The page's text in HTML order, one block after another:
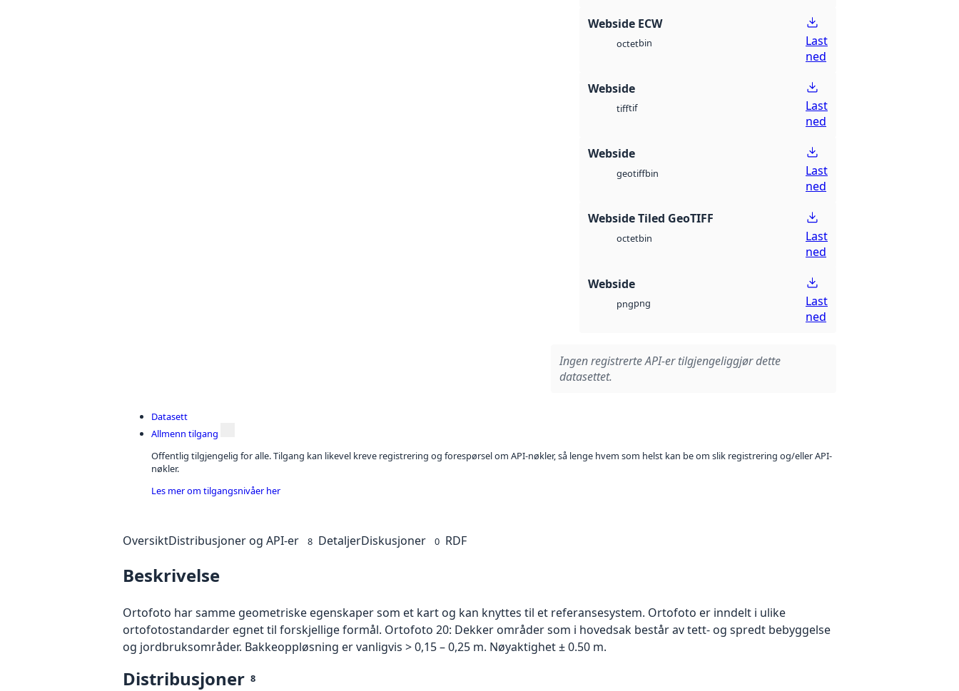
Webside ECW
octetbin
Last
ned
Webside
tifftif
Last
ned
Webside
geotiffbin
Last
ned
Webside Tiled GeoTIFF
octetbin
Last
ned
Webside
pngpng
Last
ned
Ingen registrerte API-er tilgjengeliggjør dette
datasettet.
Datasett
Allmenn tilgang
Offentlig tilgjengelig for alle. Tilgang kan likevel kreve registrering og forespørsel om API-nøkler, så lenge hvem som helst kan be om slik registrering og/eller API-
nøkler.
Les mer om tilgangsnivåer her
OversiktDistribusjoner og API-er 8 DetaljerDiskusjoner 0 RDF
Beskrivelse
Ortofoto har samme geometriske egenskaper som et kart og kan knyttes til et referansesystem. Ortofoto er inndelt i ulike
ortofotostandarder egnet til forskjellige formål. Ortofoto 20: Dekker områder som i hovedsak består av tett- og spredt bebyggelse
og jordbruksområder. Bakkeoppløsning er vanligvis > 0,15 – 0,25 m. Nøyaktighet ± 0.50 m.
Distribusjoner 8